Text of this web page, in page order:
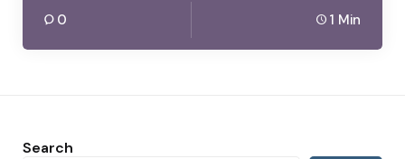
0 1 Min
Search